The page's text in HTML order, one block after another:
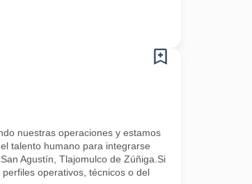
nuestras operaciones y estamos
talento humano para integrarse
Agustín, Tlajomulco de Zúñiga.Si
operativos, técnicos o del